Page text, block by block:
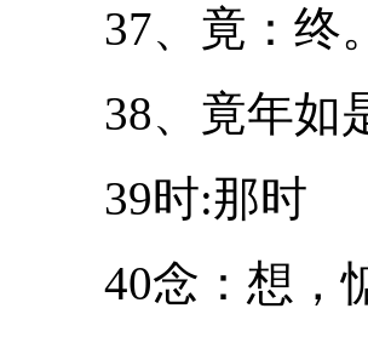
37、竟：终。
38、竟年如
39时:那时
40念：想，惦